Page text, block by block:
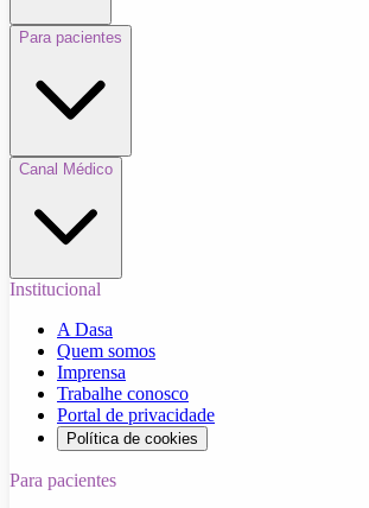
Para pacientes
Canal Médico
Institucional
A Dasa
Quem somos
Imprensa
Trabalhe conosco
Portal de privacidade
Política de cookies
Para pacientes